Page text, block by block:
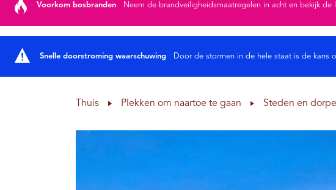
Voorkom bosbranden Neem de brandveiligheidsmaatregelen in acht en bekijk
Snelle doorstroming waarschuwing Door de stormen in de hele staat is de kans
Thuis Plekken om naartoe te gaan Steden en